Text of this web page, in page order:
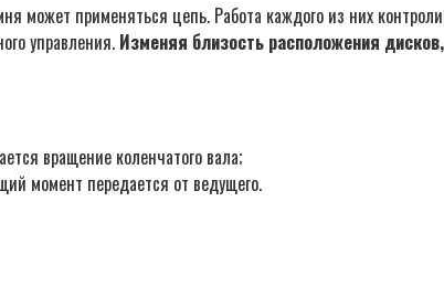
может применяться цепь. Работа каждого из них
управления. Изменяя близость расположения
вращение коленчатого вала;
момент передается от ведущего.